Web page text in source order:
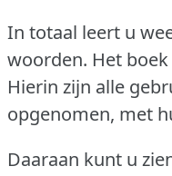
In totaal leert u
woorden. Het
Hierin zijn alle
opgenomen, met
Daaraan kunt u